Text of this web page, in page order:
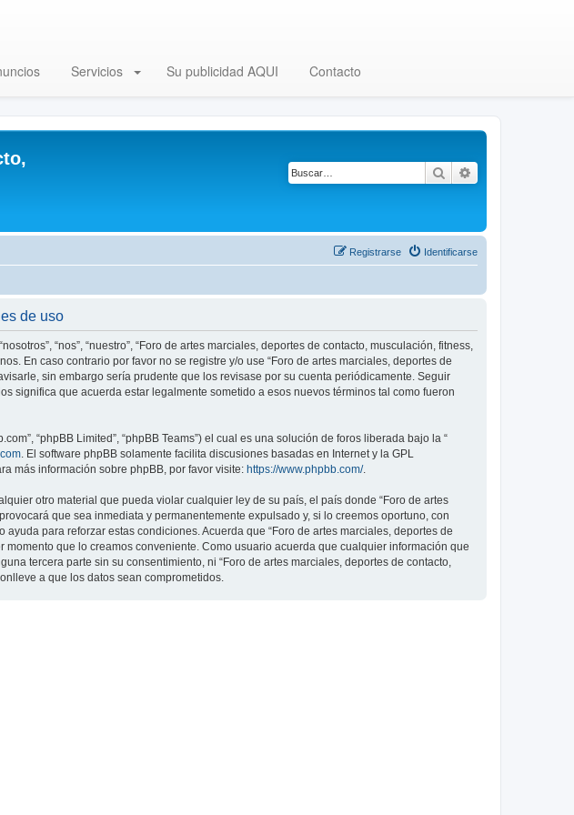
Servicios Su publicidad AQUI Contacto
Buscar
Identificarse
Registrarse
de uso
“nos”, “nuestro”, “Foro de artes marciales, deportes de contacto, musculación, fitness,
En caso contrario por favor no se registre y/o use “Foro de artes marciales, deportes de
sin embargo sería prudente que los revisase por su cuenta periódicamente. Seguir
significa que acuerda estar legalmente sometido a esos nuevos términos tal como fueron
“phpBB Limited”, “phpBB Teams”) el cual es una solución de foros liberada bajo la “
. El software phpBB solamente facilita discusiones basadas en Internet y la GPL
más información sobre phpBB, por favor visite: https://www.phpbb.com/.
otro material que pueda violar cualquier ley de su país, el país donde “Foro de artes
que sea inmediata y permanentemente expulsado y, si lo creemos oportuno, con
para reforzar estas condiciones. Acuerda que “Foro de artes marciales, deportes de
que lo creamos conveniente. Como usuario acuerda que cualquier información que
tercera parte sin su consentimiento, ni “Foro de artes marciales, deportes de contacto,
a que los datos sean comprometidos.